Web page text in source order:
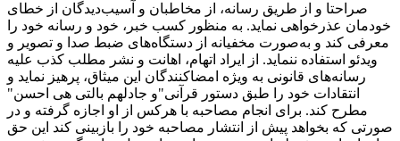
صراحتا و از طریق رسانه، از مخاطبان و آسیب‌دیدگان از خطای
خودمان عذرخواهی نماید. به منظور کسب خبر، خود و رسانه خود را
معرفی کند و به‌صورت مخفیانه از دستگاه‌های ضبط صدا و تصویر و
ویدئو استفاده ننماید. از ایراد اتهام، اهانت و نشر مطلب کذب علیه
رسانه‌های قانونی به ‌ویژه امضاکنندگان این میثاق، پرهیز نماید و
انتقادات‌ خود را طبق دستور قرآنی"و جادلهم بالتی هی احسن"
مطرح کند. برای انجام مصاحبه با هرکس از او اجازه گرفته و در
صورتی که بخواهد پیش از انتشار مصاحبه خود را بازبینی کند این حق